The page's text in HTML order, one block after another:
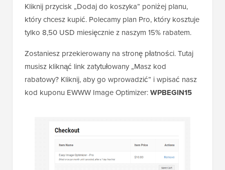
Kliknij przycisk „Dodaj do koszyka” poniżej planu,
który chcesz kupić. Polecamy plan Pro, który kosztuje
tylko 8,50 USD miesięcznie z naszym 15% rabatem.
Zostaniesz przekierowany na stronę płatności. Tutaj
musisz kliknąć link zatytułowany „Masz kod
rabatowy? Kliknij, aby go wprowadzić” i wpisać nasz
kod kuponu EWWW Image Optimizer:WPBEGIN15